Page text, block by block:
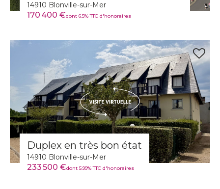
14910 Blonville-sur-Mer
170 400 €dont 6.5% TTC d'honoraires
Duplex en très bon état
14910 Blonville-sur-Mer
233 500 €dont 5.99% TTC d'honoraires